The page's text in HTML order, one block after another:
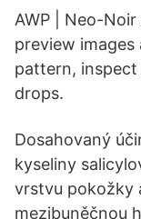
AWP | Neo-
preview
pattern, inspect
drops.
Dosahovaný
kyseliny
vrstvu pokožky
mezibuněčnou